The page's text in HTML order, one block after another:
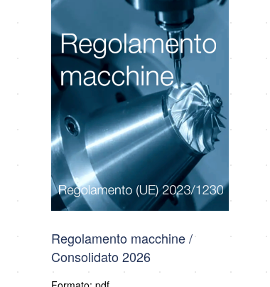
Regolamento macchine /
Consolidato 2026